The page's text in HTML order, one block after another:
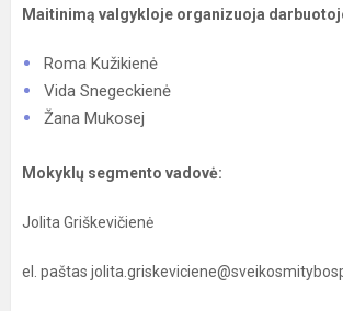
Maitinimą valgykloje organizuoja
Roma Kužikienė
Vida Snegeckienė
Žana Mukosej
Mokyklų segmento vadovė:
Jolita Griškevičienė
el. paštas